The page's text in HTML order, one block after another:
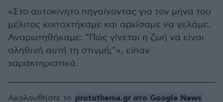
«Στο αυτοκίνητο πηγαίνοντας για τον μήνα του
μέλιτος κοιταχτήκαμε και αρχίσαμε να γελάμε.
Αναρωτηθήκαμε: “Πώς γίνεται η ζωή να είναι
αληθινή αυτή τη στιγμή;”», είπαν
χαρακτηριστικά.
Ακολουθήστε το protothema.gr στο Google News